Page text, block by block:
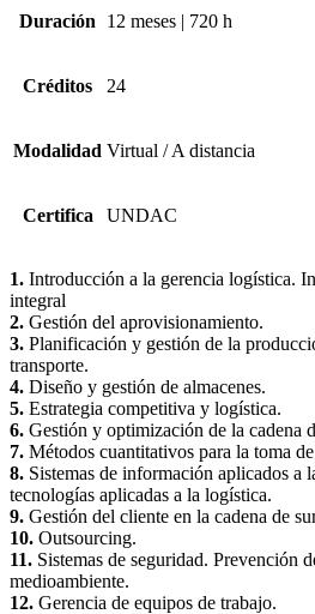
Duración 12 meses | 720 h
Créditos 24
Modalidad Virtual / A distancia
Certifica UNDAC
1. Introducción a la gerencia logística.
integral
2. Gestión del aprovisionamiento.
3. Planificación y gestión de la
transporte.
4. Diseño y gestión de almacenes.
5. Estrategia competitiva y logística.
6. Gestión y optimización de la cadena
7. Métodos cuantitativos para la toma
8. Sistemas de información aplicados a
tecnologías aplicadas a la logística.
9. Gestión del cliente en la cadena de
10. Outsourcing.
11. Sistemas de seguridad. Prevención
medioambiente.
12. Gerencia de equipos de trabajo.